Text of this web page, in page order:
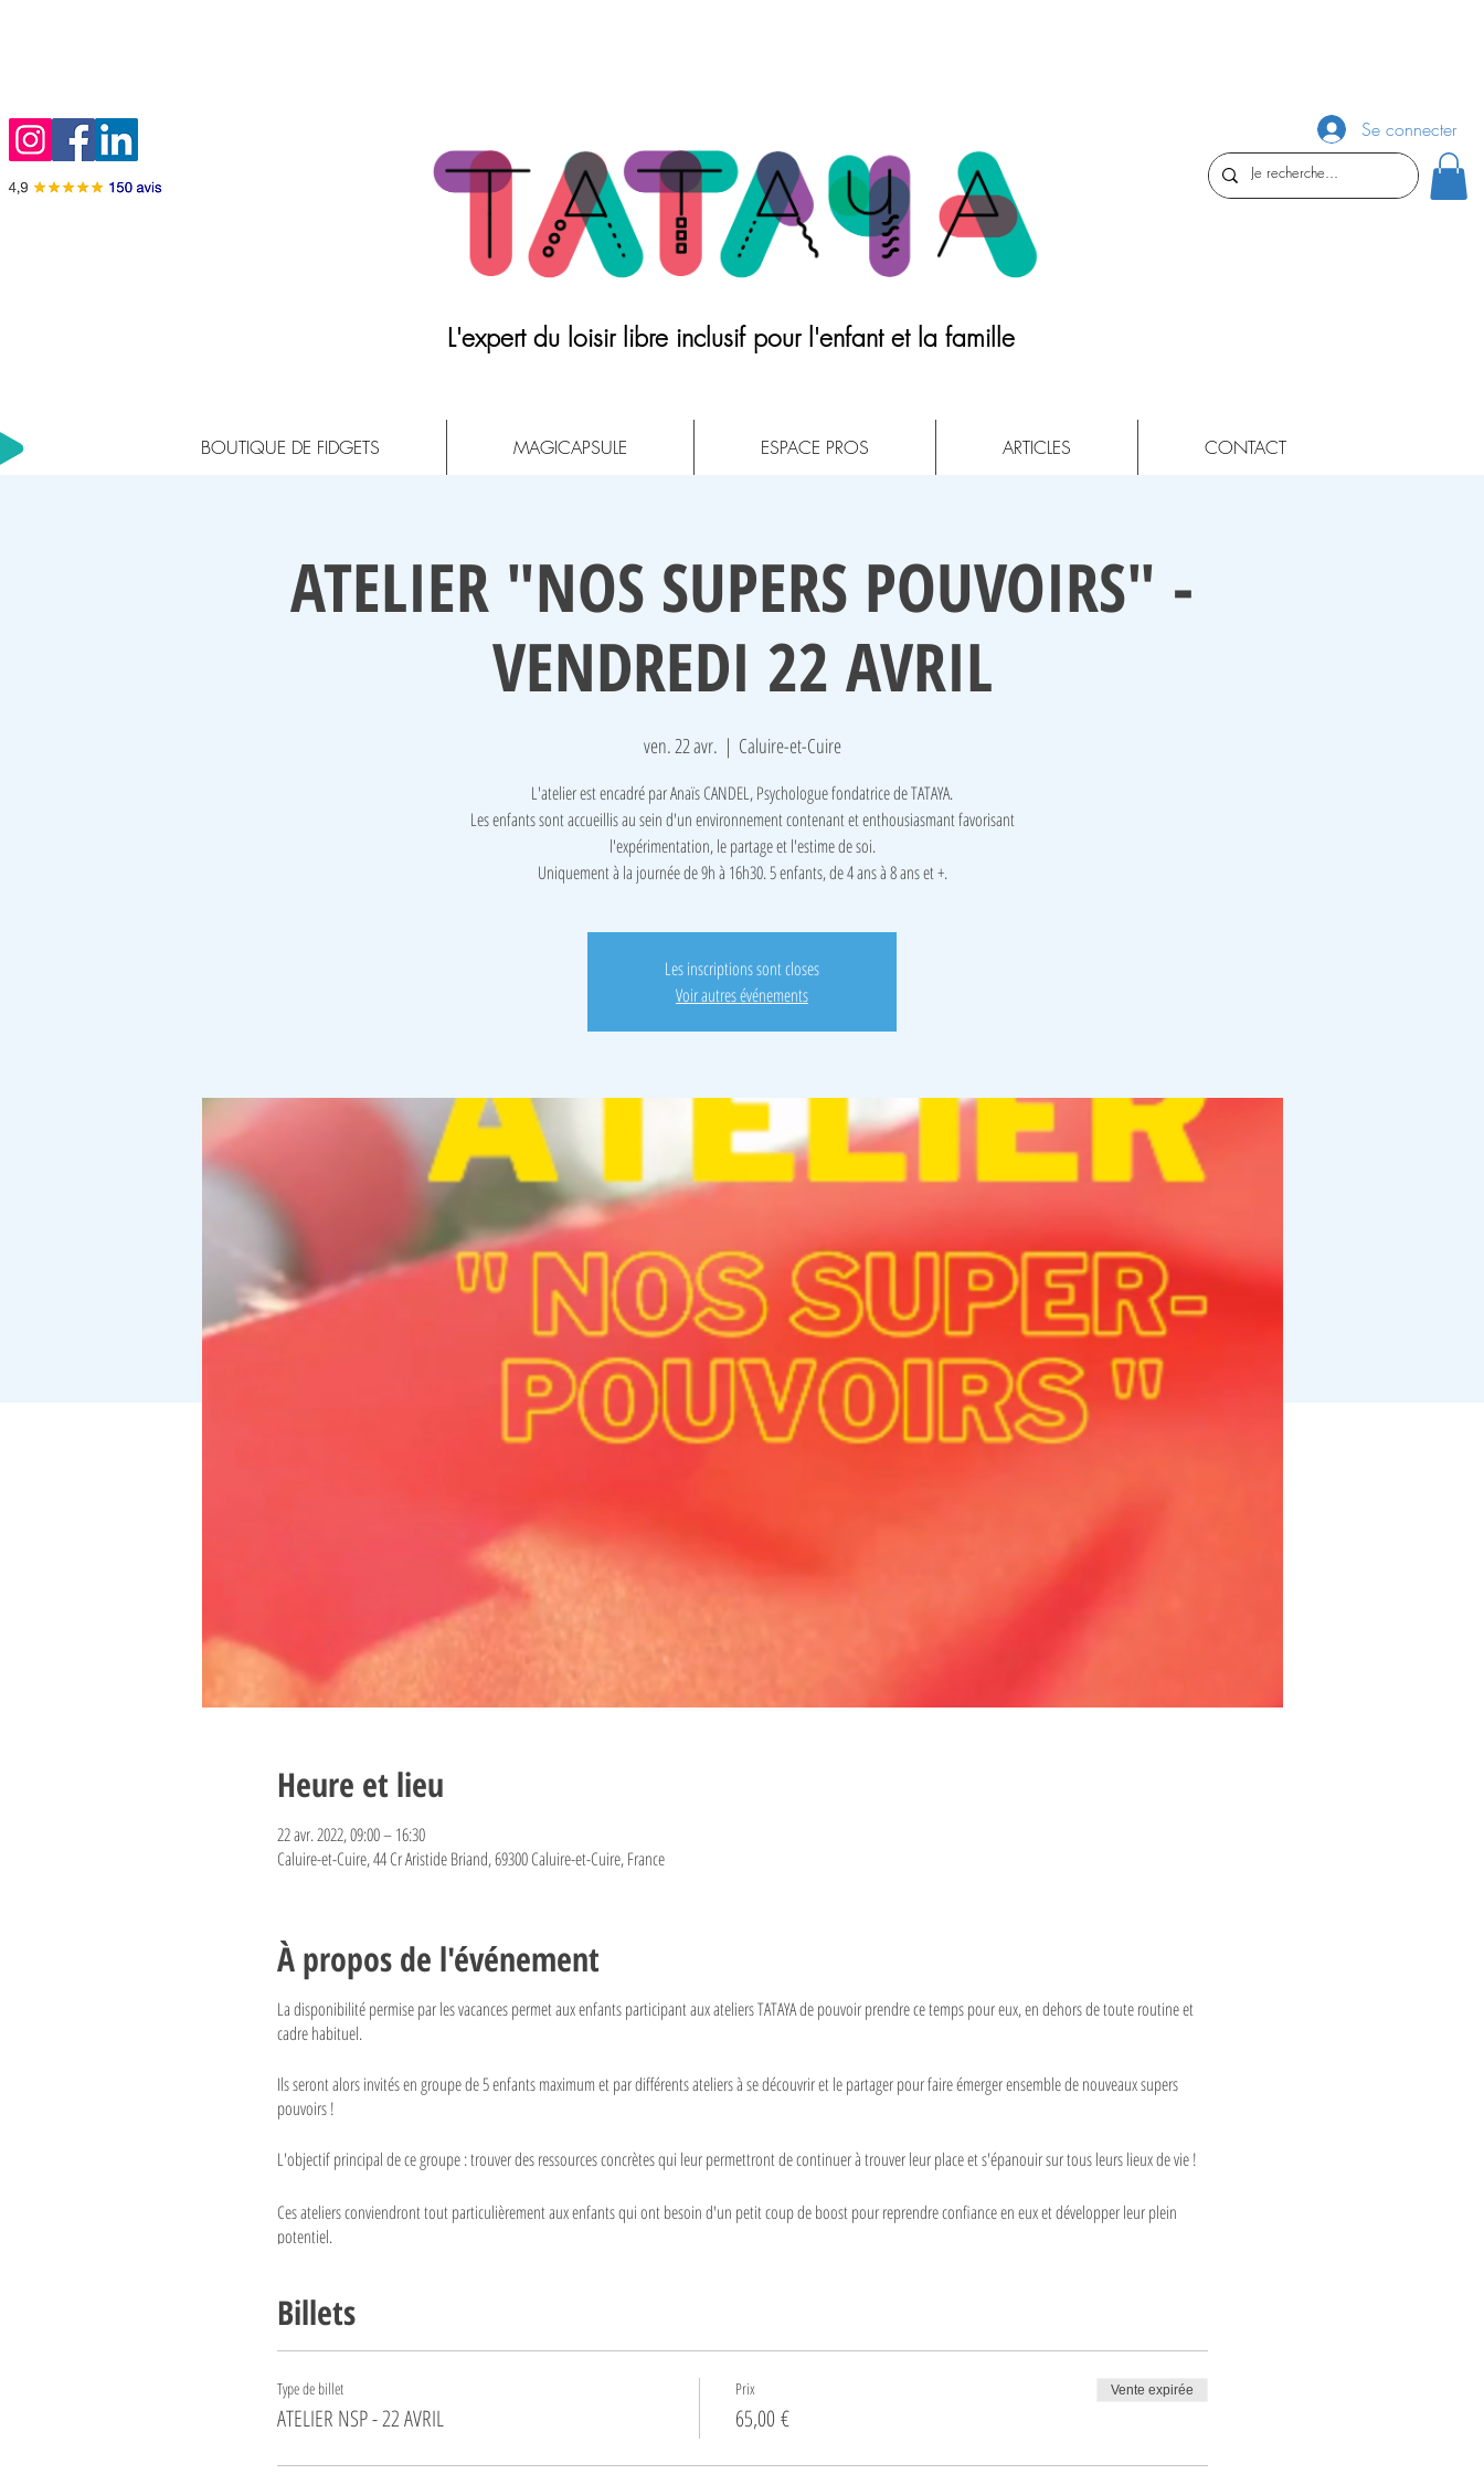
Se connecter
L'expert du loisir libre inclusif pour l'enfant et la famille
BOUTIQUE DE FIDGETS MAGICAPSULE ESPACE PROS ARTICLES CONTACT
ATELIER "NOS SUPERS POUVOIRS" -
VENDREDI 22 AVRIL
ven. 22 avr.
  |
Caluire-et-Cuire
L'atelier est encadré par Anaïs CANDEL, Psychologue fondatrice de TATAYA.
Les enfants sont accueillis au sein d'un environnement contenant et enthousiasmant favorisant
l'expérimentation, le partage et l'estime de soi.
Uniquement à la journée de 9h à 16h30. 5 enfants, de 4 ans à 8 ans et +.
Les inscriptions sont closes
Voir autres événements
Heure et lieu
22 avr. 2022, 09:00 – 16:30
Caluire-et-Cuire, 44 Cr Aristide Briand, 69300 Caluire-et-Cuire, France
À propos de l'événement
La disponibilité permise par les vacances permet aux enfants participant aux ateliers TATAYA de pouvoir prendre ce temps pour eux, en dehors de toute routine et
cadre habituel.
Ils seront alors invités en groupe de 5 enfants maximum et par différents ateliers à se découvrir et le partager pour faire émerger ensemble de nouveaux supers
pouvoirs !
L'objectif principal de ce groupe : trouver des ressources concrètes qui leur permettront de continuer à trouver leur place et s'épanouir sur tous leurs lieux de vie !
Ces ateliers conviendront tout particulièrement aux enfants qui ont besoin d'un petit coup de boost pour reprendre confiance en eux et développer leur plein
potentiel.
- Temps de présentation des participants et de la journée
- Atelier "ce que j'aime"
Billets
Type de billet
ATELIER NSP - 22 AVRIL
Prix
65,00 €
Vente expirée